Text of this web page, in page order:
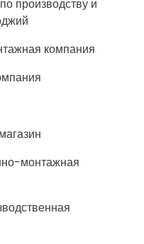
производству и
компания
монтажная